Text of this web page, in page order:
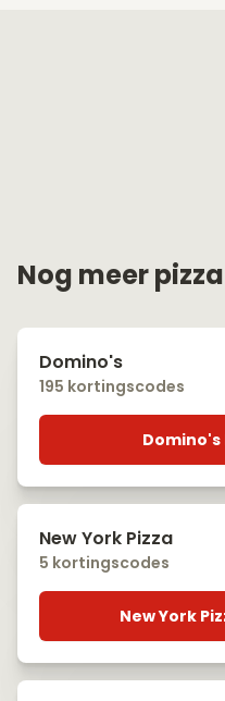
Nog meer
Domino's
195 kortingscodes
New York Pizza
5 kortingscodes
New York